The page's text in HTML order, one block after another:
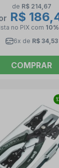
de R$ 214,67
R$
no PIX com
6x de R$ 34,53
COMPRAR